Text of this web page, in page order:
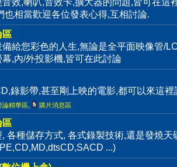
效,喇叭,音效卡,擴大器的問題,皆可在這
也相當歡迎各位發表心得,互相討論.
區
給您彩色的人生,無論是全平面映像管/
,內/外投影機,皆可在此討論
錄影帶,甚至剛上映的電影,都可以來這裡
論精華區 購片消息區
區
各種儲存方式, 各式錄製技術,還是發燒天
...)